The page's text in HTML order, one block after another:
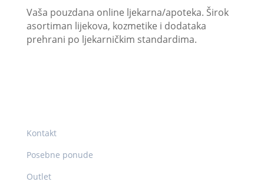
Vaša pouzdana online ljekarna/apoteka. Širok
asortiman lijekova, kozmetike i dodataka
prehrani po ljekarničkim standardima.
Kontakt
Posebne ponude
Outlet